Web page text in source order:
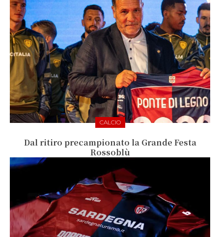
CALCIO
Dal ritiro precampionato la Grande Festa
Rossoblù